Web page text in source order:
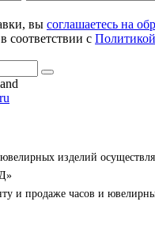
вы соглашаетесь на
в соответствии с
ювелирных изделий
и продаже часов и